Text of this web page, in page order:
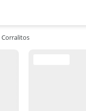
Corralitos